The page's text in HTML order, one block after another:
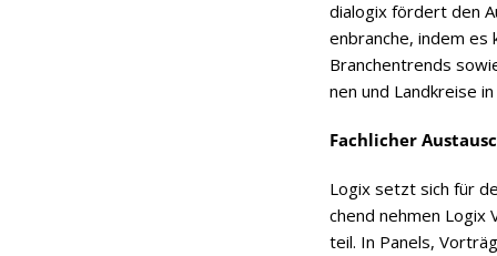
dia­lo­gix för­dert den
en­bran­che, indem es
Bran­chen­trends
nen und Land­kreise
Fach­li­cher
Logix setzt sich für
chend neh­men Logix
teil. In Panels,